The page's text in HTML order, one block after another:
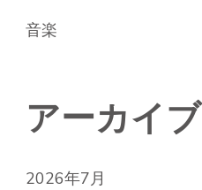
音楽
アーカイブ
2026年7月